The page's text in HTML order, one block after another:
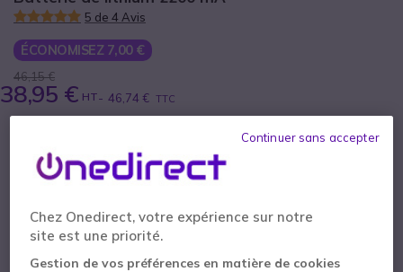
5 de 4 Avis
ÉCONOMISEZ 7,00 €
46,15 €
38,95 € HT- 46,74 € TTC
AJOUTER AU PANIER
19 produitsen stock
Chez Onedirect, votre expérience sur notre
site est une priorité.
Gestion de vos préférences en matière de cookies
Continuer sans accepter